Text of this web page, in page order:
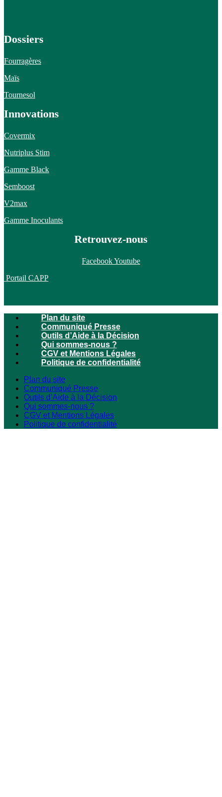
Dossiers
Fourragères
Maïs
Tournesol
Innovations
Covermix
Nutriplus Stim
Gamme Black
Semboost
V2max
Gamme Inoculants
Retrouvez-nous
FacebookYoutube
Portail CAPP
Plan du site
Communiqué Presse
Outils d’Aide à la Décision
Qui sommes-nous ?
CGV et Mentions Légales
Politique de confidentialité
Plan du site
Communiqué Presse
Outils d’Aide à la Décision
Qui sommes-nous ?
CGV et Mentions Légales
Politique de confidentialité